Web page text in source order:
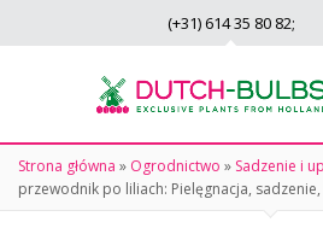
(+31) 614 35 80 82;
Strona główna » Ogrodnictwo » Sadzenie i
przewodnik po liliach: Pielęgnacja,